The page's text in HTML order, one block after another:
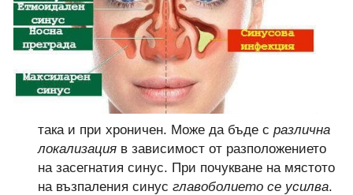
така и при хроничен. Може да бъде с различна
локализацияв зависимост от разположението
на засегнатия синус. При почукване на мястото
на възпаления синус главоболието се усилва.